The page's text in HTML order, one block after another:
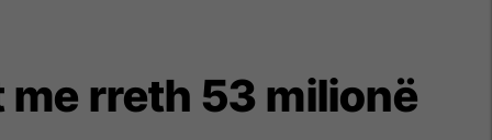
me rreth 53 milionë